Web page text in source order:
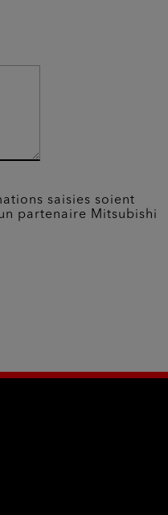
saisies soient
partenaire Mitsubishi